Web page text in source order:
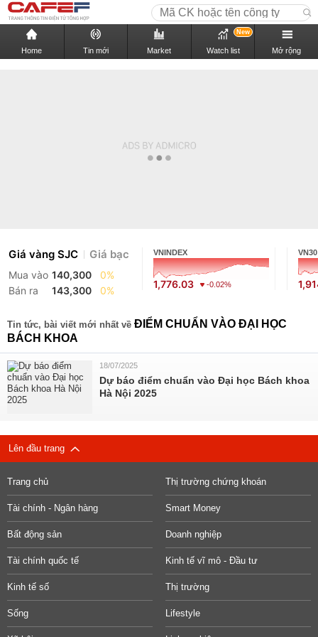
Home Tin mới Market Watch list
New
Mở rộng
Giá vàng SJC Giá bạc
Mua vào 140,300
0%
Bán ra
143,300 0%
VNINDEX
1,776.03 -0.02%
VN30
Tin tức, bài viết mới nhất về ĐIỂM CHUẨN VÀO ĐẠI HỌC
BÁCH KHOA
18/07/2025
Dự báo điểm chuẩn vào Đại học Bách khoa
Hà Nội 2025
Lên đầu trang
Trang chủ Thị trường chứng khoán
Tài chính - Ngân hàng Smart Money
Bất động sản Doanh nghiệp
Tài chính quốc tế Kinh tế vĩ mô - Đầu tư
Kinh tế số Thị trường
Sống Lifestyle